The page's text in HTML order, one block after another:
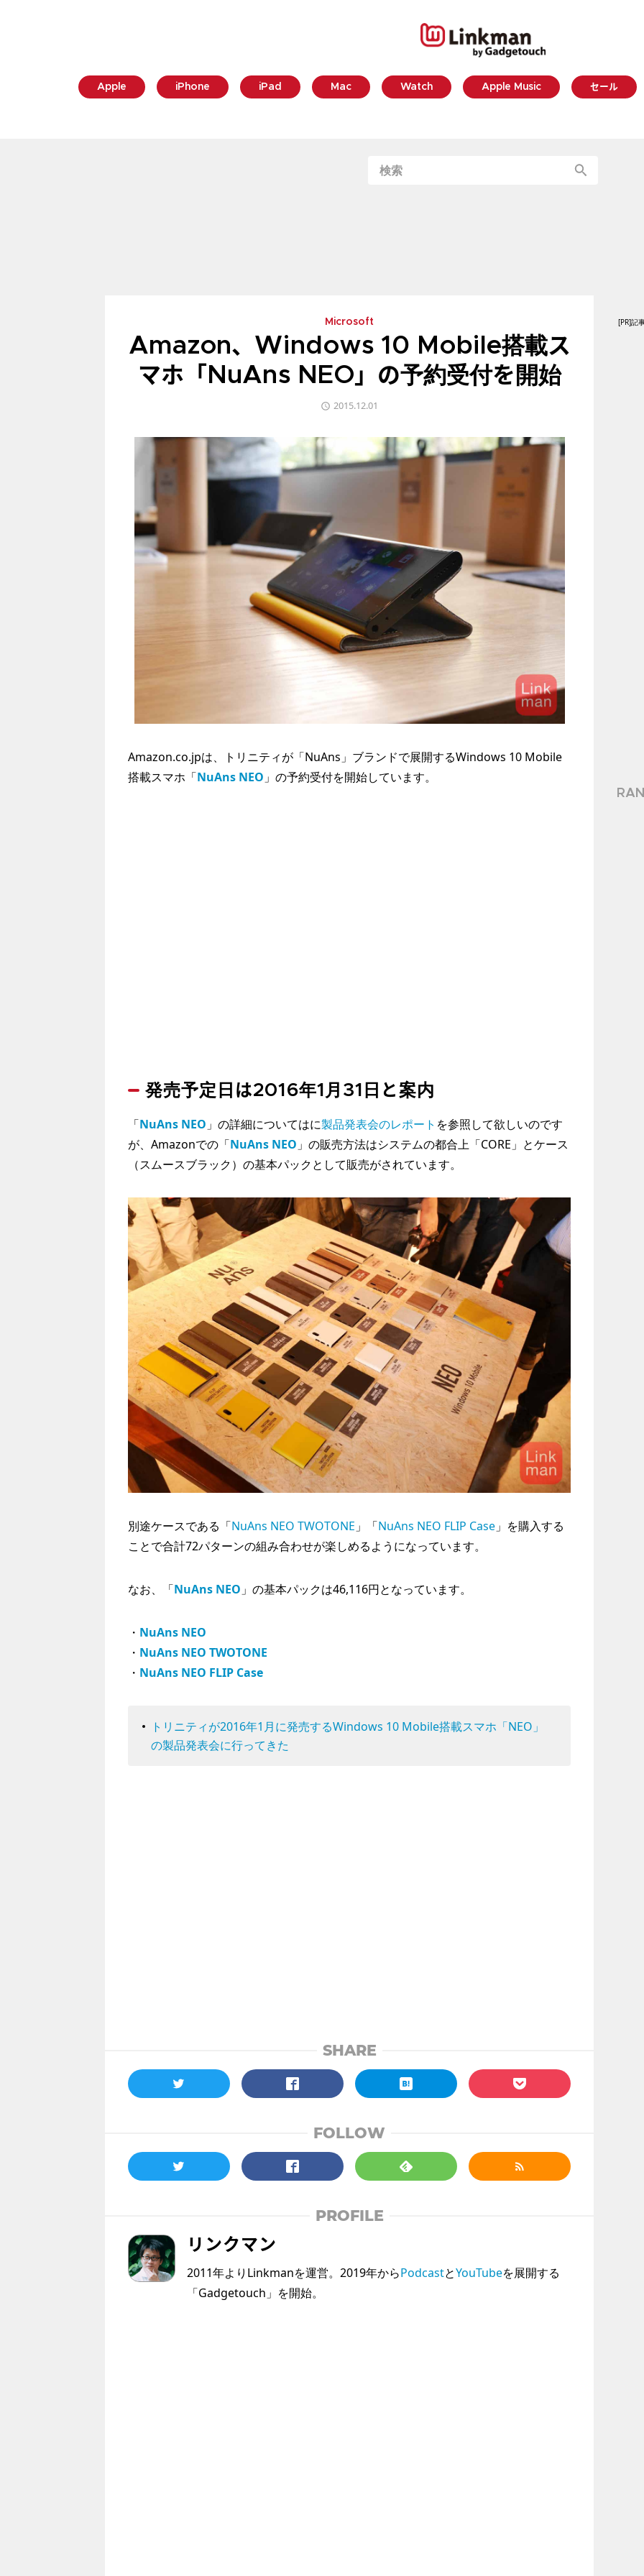
Apple iPhone iPad Mac Watch Apple Music セール
Microsoft
Amazon、Windows 10 Mobile搭載ス
マホ「NuAns NEO」の予約受付を開始
2015.12.01
Amazon.co.jpは、トリニティが「NuAns」ブランドで展開するWindows 10 Mobile
搭載スマホ「NuAns NEO」の予約受付を開始しています。
発売予定日は2016年1月31日と案内
「NuAns NEO」の詳細についてはに製品発表会のレポート を参照して欲しいのです
が、Amazonでの「NuAns NEO」の販売方法はシステムの都合上「CORE」とケース
（スムースブラック）の基本パックとして販売がされています。
別途ケースである「NuAns NEO TWOTONE 」「NuAns NEO FLIP Case 」を購入する
ことで合計72パターンの組み合わせが楽しめるようになっています。
なお、「NuAns NEO 」の基本パックは46,116円となっています。
・ NuAns NEO
・ NuAns NEO TWOTONE
・ NuAns NEO FLIP Case
トリニティが2016年1月に発売するWindows 10 Mobile搭載スマホ「NEO」
の製品発表会に行ってきた
SHARE
FOLLOW
PROFILE
リンクマン
2011年よりLinkmanを運営。2019年からPodcastとYouTubeを展開する
「Gadgetouch」を開始。
[PR]記